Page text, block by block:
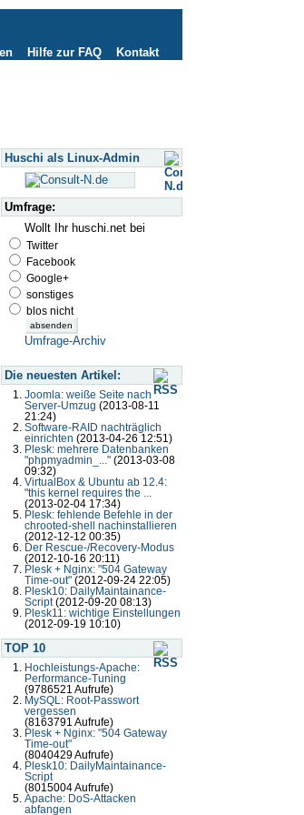
Kontakt
Hilfe zur FAQ
Huschi als Linux-Admin
Umfrage:
Wollt Ihr huschi.net bei
Twitter
Facebook
Google+
sonstiges
blos nicht
Umfrage-Archiv
Die neuesten Artikel:
Joomla: weiße Seite nach
Server-Umzug (2013-08-11
21:24)
Software-RAID nachträglich
einrichten (2013-04-26 12:51)
Plesk: mehrere Datenbanken
"phpmyadmin_..."(2013-03-08
09:32)
VirtualBox & Ubuntu ab 12.4:
"this kernel requires the ...
(2013-02-04 17:34)
Plesk: fehlende Befehle in der
chrooted-shell nachinstallieren
(2012-12-12 00:35)
Der Rescue-/Recovery-Modus
(2012-10-16 20:11)
Plesk + Nginx: "504 Gateway
Time-out"(2012-09-24 22:05)
Plesk10: DailyMaintainance-
Script(2012-09-20 08:13)
Plesk11: wichtige Einstellungen
(2012-09-19 10:10)
TOP 10
Hochleistungs-Apache:
Performance-Tuning
(9786521 Aufrufe)
MySQL: Root-Passwort
vergessen
(8163791 Aufrufe)
Plesk + Nginx: "504 Gateway
Time-out"
(8040429 Aufrufe)
Plesk10: DailyMaintainance-
Script
(8015004 Aufrufe)
Apache: DoS-Attacken
abfangen